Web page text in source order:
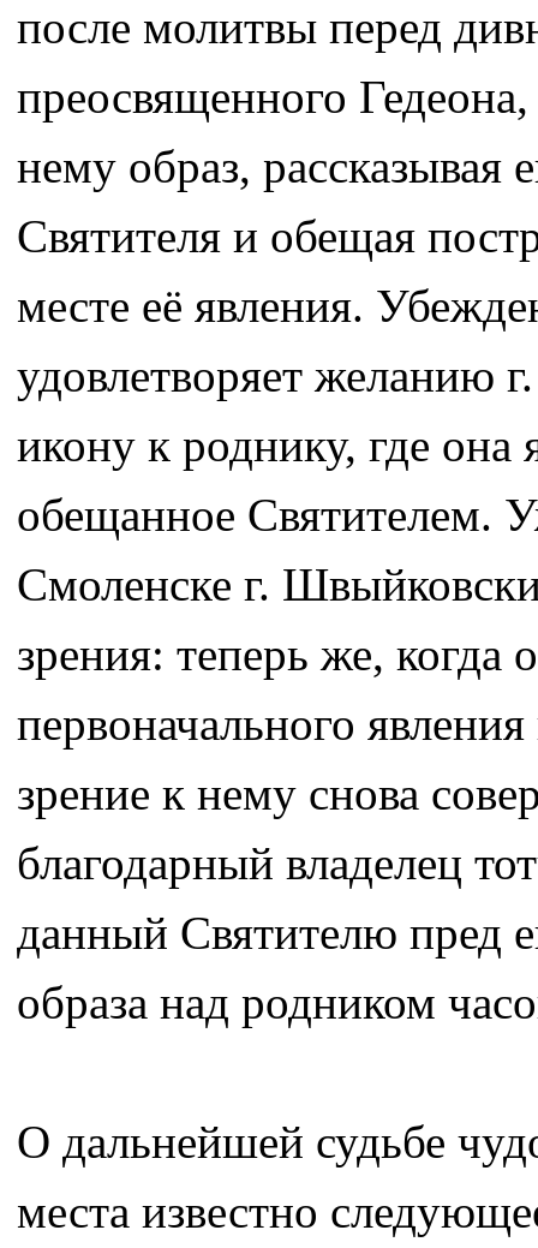
после молитвы перед
преосвященного
нему образ,
Святителя и обещая
месте её явления.
удовлетворяет желанию
икону к роднику, где она
обещанное Святителем.
Смоленске г.
зрения: теперь же, когда
первоначального
зрение к нему снова
благодарный владелец
данный Святителю пред
образа над родником
О дальнейшей судьбе
места известно